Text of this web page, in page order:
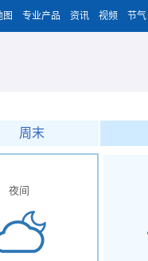
图 专业产品 资讯 视频 节气
周末
夜间